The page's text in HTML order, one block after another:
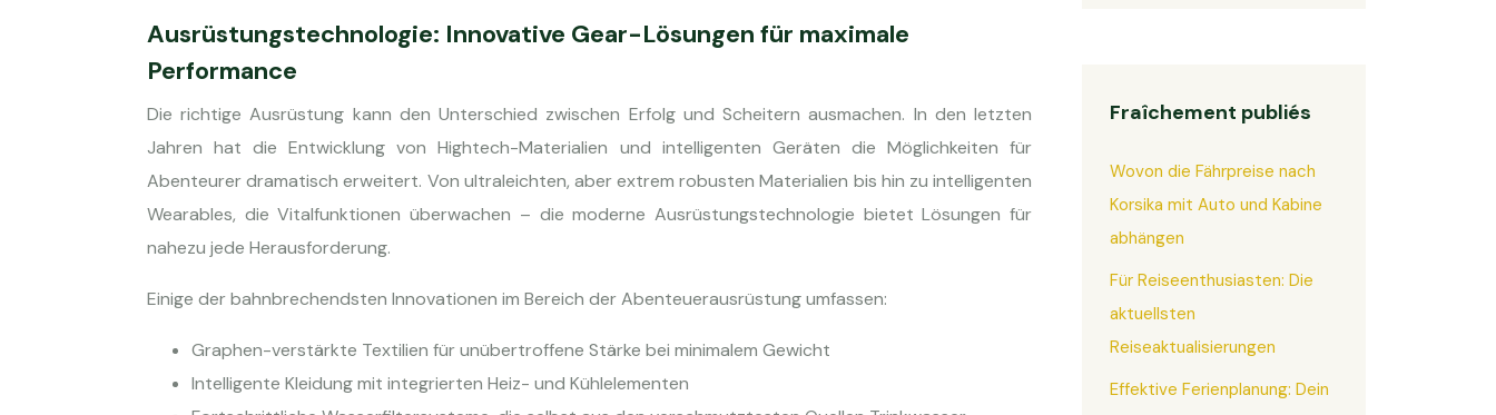
Ausrüstungstechnologie: Innovative Gear-Lösungen für maximale
Performance
Die richtige Ausrüstung kann den Unterschied zwischen Erfolg und Scheitern ausmachen. In den letzten
Jahren hat die Entwicklung von Hightech-Materialien und intelligenten Geräten die Möglichkeiten für
Abenteurer dramatisch erweitert. Von ultraleichten, aber extrem robusten Materialien bis hin zu intelligenten
Wearables, die Vitalfunktionen überwachen – die moderne Ausrüstungstechnologie bietet Lösungen für
nahezu jede Herausforderung.
Einige der bahnbrechendsten Innovationen im Bereich der Abenteuerausrüstung umfassen:
Graphen-verstärkte Textilien für unübertroffene Stärke bei minimalem Gewicht
Intelligente Kleidung mit integrierten Heiz- und Kühlelementen
Fraîchement publiés
Wovon die Fährpreise nach
Korsika mit Auto und Kabine
abhängen
Für Reiseenthusiasten: Die
aktuellsten
Reiseaktualisierungen
Effektive Ferienplanung: Dein